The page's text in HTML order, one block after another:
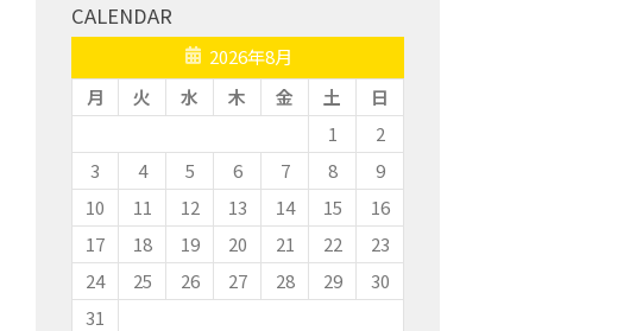
CALENDAR
2026年8月
月
火 水 木 金 土
日
1
2
3
4 5 6 7 8
9
10
11 12 13 14 15
16
17
18 19 20 21 22
23
24
25 26 27 28 29
30
31